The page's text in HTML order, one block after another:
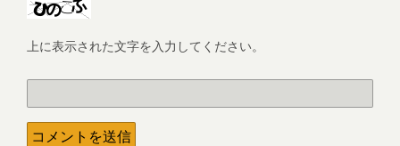
上に表示された文字を入力してください。